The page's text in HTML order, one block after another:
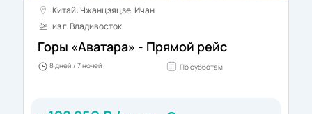
Китай: Чжанцзяцзе, Ичан
из г. Владивосток
Горы «Аватара» - Прямой рейс
8 дней / 7 ночей По субботам